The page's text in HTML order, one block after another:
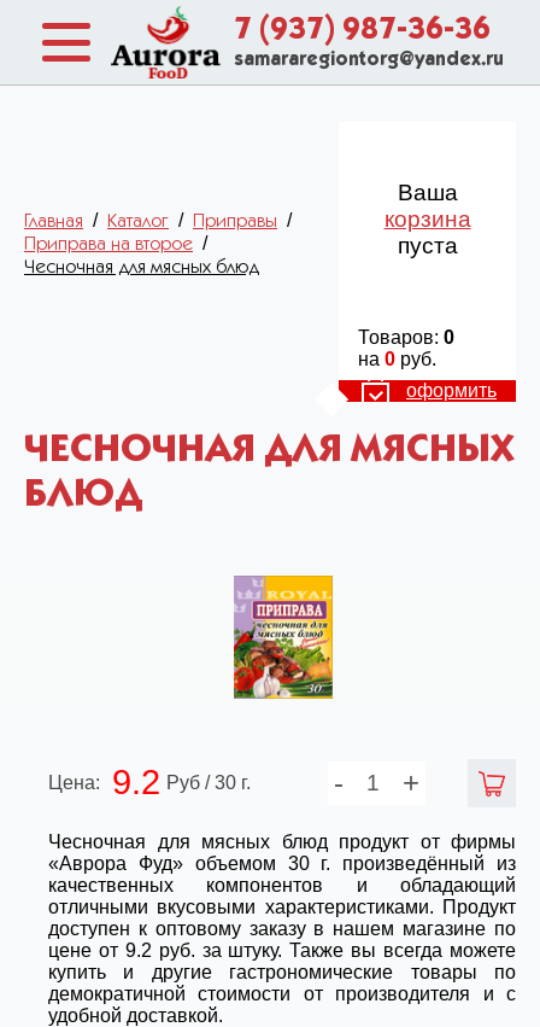
7 (937) 987-36-36
samararegiontorg@yandex.ru
Главная / Каталог / Приправы /
Приправа на второе /
Чесночная для мясных блюд
Ваша
корзина
пуста
Товаров: 0
на 0 руб.
оформить
ЧЕСНОЧНАЯ ДЛЯ МЯСНЫХ
БЛЮД
Цена: 9.2 Руб / 30 г. - +
Чесночная для мясных блюд продукт от фирмы
«Аврора Фуд» объемом 30 г. произведённый из
качественных компонентов и обладающий
отличными вкусовыми характеристиками. Продукт
доступен к оптовому заказу в нашем магазине по
цене от 9.2 руб. за штуку. Также вы всегда можете
купить и другие гастрономические товары по
демократичной стоимости от производителя и с
удобной доставкой.